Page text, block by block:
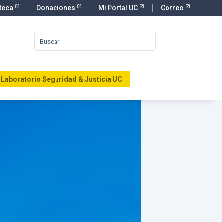
Donaciones Mi Portal UC Correo
Laboratorio Seguridad & Justicia UC